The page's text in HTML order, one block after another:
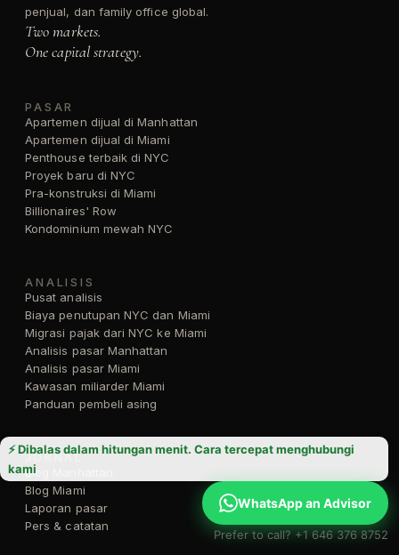
⚡ Dibalas dalam hitungan menit. Cara tercepat menghubungi
kami
WhatsApp an Advisor
Prefer to call? +1 646 376 8752
penjual, dan family office global.
Two markets.
One capital strategy.
PASAR
Apartemen dijual di Manhattan
Apartemen dijual di Miami
Penthouse terbaik di NYC
Proyek baru di NYC
Pra-konstruksi di Miami
Billionaires' Row
Kondominium mewah NYC
ANALISIS
Pusat analisis
Biaya penutupan NYC dan Miami
Migrasi pajak dari NYC ke Miami
Analisis pasar Manhattan
Analisis pasar Miami
Kawasan miliarder Miami
Panduan pembeli asing
JURNAL
Blog Manhattan
Blog Miami
Laporan pasar
Pers & catatan